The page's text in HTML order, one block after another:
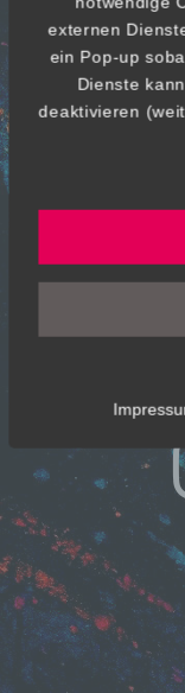
externen
ein Pop-up
Dienste
deaktivieren